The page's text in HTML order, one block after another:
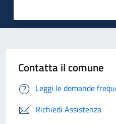
Contatta il comune
Leggi le domande
Richiedi Assistenza